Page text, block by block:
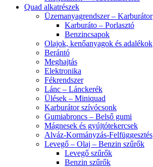
Quad alkatrészek
Üzemanyagrendszer – Karburátor
Karburáto – Porlasztó
Benzincsapok
Olajok, kenőanyagok és adalékok
Berántó
Meghajtás
Elektronika
Fékrendszer
Lánc – Lánckerék
Ülések – Miniquad
Karburátor szívócsonk
Gumiabroncs – Belső gumi
Mágnesek és gyújtótekercsek
Alváz-Kormányzás-Felfüggesztés
Levegő – Olaj – Benzin szűrők
Levegő szűrők
Benzin szűrők